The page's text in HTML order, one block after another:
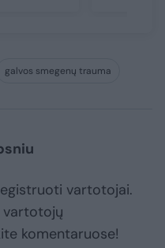
galvos smegenų trauma
vartotojai.
vartotojų
komentaruose!